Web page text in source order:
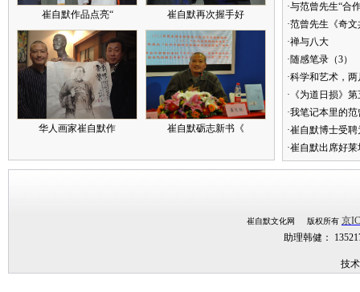
崔自默作品点亮“ 崔自默再次握手好
华人画家崔自默作 崔自默砺志新书《
·与范曾先生“合
·范曾先生《奇
·禅与八大
·随感笔录（3）
·科学和艺术，
·《为道日损》
·我笔记本里的
·崔自默博士受
·崔自默出席好
崔自默文化网 版权所有 京
助理韩健：
技